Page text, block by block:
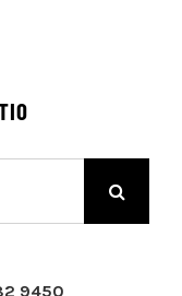
9450